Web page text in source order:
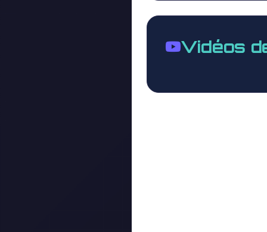
Vidéos